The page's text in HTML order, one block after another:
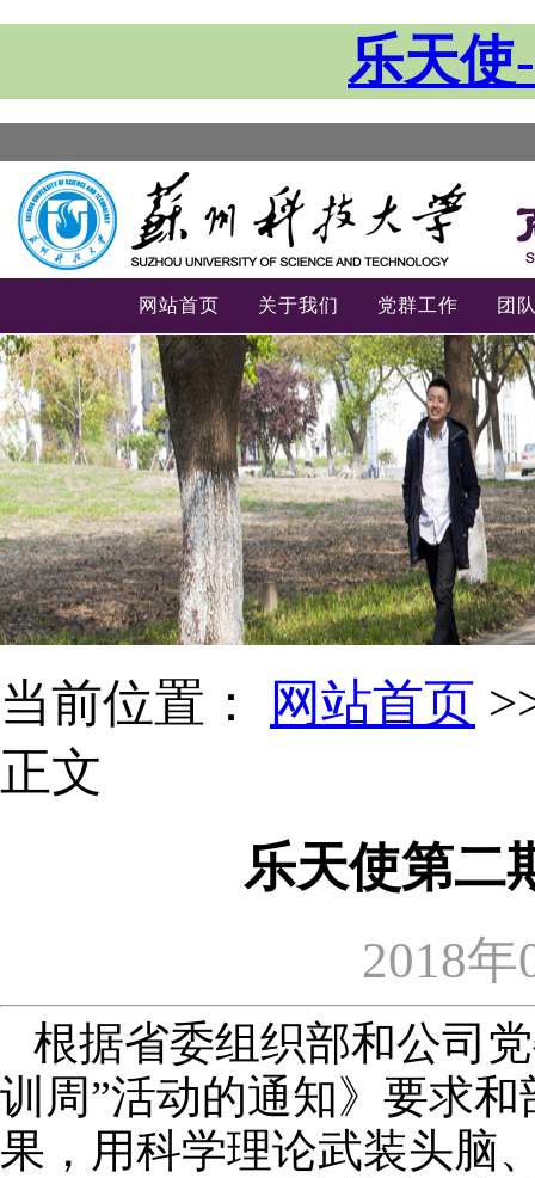
乐天使
网站首页 关于我们 党群工作 团
-->
当前位置： 网站首页
正文
乐天使第二
2018
根据省委组织部和公司
训周”活动的通知》要求
果，用科学理论武装头脑